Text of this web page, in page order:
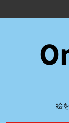
容
絵